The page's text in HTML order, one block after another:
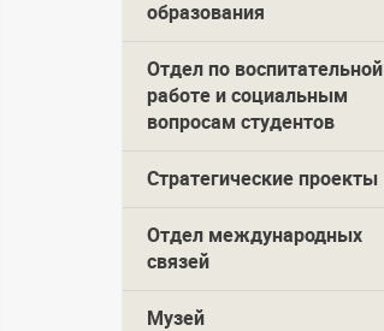
образования
Отдел по воспитательной
работе и социальным
вопросам студентов
Стратегические проекты
Отдел международных
связей
Музей